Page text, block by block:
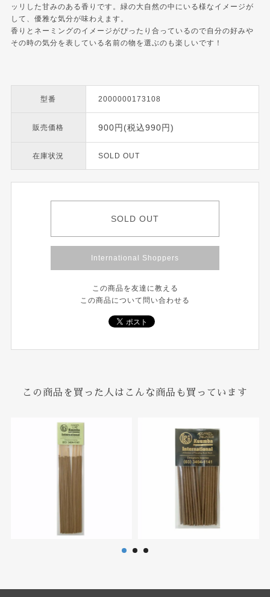
ッリした甘みのある香りです。緑の大自然の中にいる様なイメージが
して、優雅な気分が味わえます。
香りとネーミングのイメージがぴったり合っているので自分の好みや
その時の気分を表している名前の物を選ぶのも楽しいです！
型番 2000000173108
販売価格 900円(税込990円)
在庫状況 SOLD OUT
SOLD OUT
International Shoppers
この商品を友達に教える
この商品について問い合わせる
この商品を買った人はこんな商品も買っています